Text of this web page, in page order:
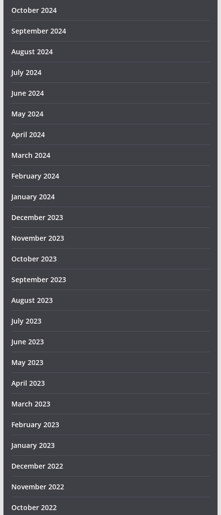
October 2024
September 2024
August 2024
July 2024
June 2024
May 2024
April 2024
March 2024
February 2024
January 2024
December 2023
November 2023
October 2023
September 2023
August 2023
July 2023
June 2023
May 2023
April 2023
March 2023
February 2023
January 2023
December 2022
November 2022
October 2022